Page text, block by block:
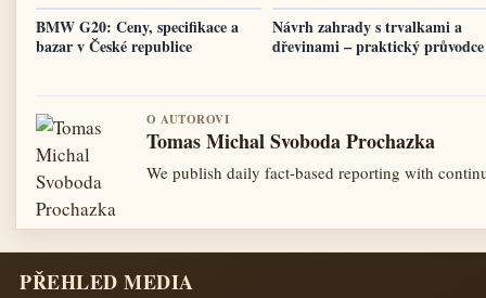
BMW G20: Ceny, specifikace a
bazar v České republice
Návrh zahrady s trvalkami a
dřevinami – praktický průvodce
O AUTOROVI
Tomas Michal Svoboda Prochazka
We publish daily fact-based reporting with
PŘEHLED MEDIA